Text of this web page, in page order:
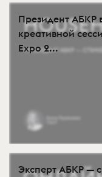
Президент АБКР
креативной
Expo 2...
Эксперт АБКР —